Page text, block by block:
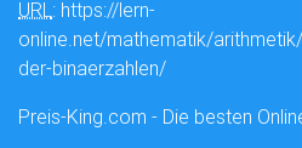
URL: https://lern-
online.net/mathematik/
der-binaerzahlen/
Preis-King.com - Die besten